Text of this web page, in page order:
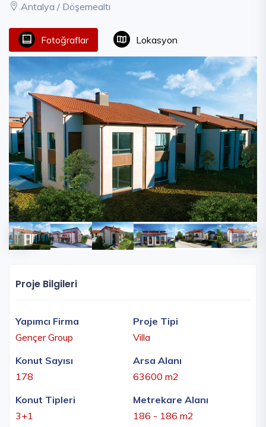
Antalya / Döşemealtı
Fotoğraflar Lokasyon
Proje Bilgileri
Yapımcı Firma
Gençer Group
Proje Tipi
Villa
Konut Sayısı
178
Arsa Alanı
63600 m2
Konut Tipleri
3+1
Metrekare Alanı
186 - 186 m2